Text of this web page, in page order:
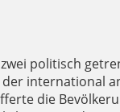
politisch
international
die